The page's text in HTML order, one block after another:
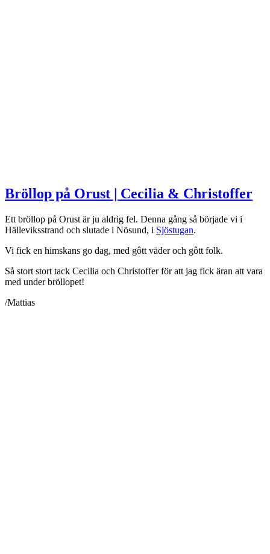
Bröllop på Orust | Cecilia & Christoffer
Ett bröllop på Orust är ju aldrig fel. Denna gång så började vi i
Hälleviksstrand och slutade i Nösund, i Sjöstugan.
Vi fick en himskans go dag, med gôtt väder och gôtt folk.
Så stort stort tack Cecilia och Christoffer för att jag fick äran att vara
med under bröllopet!
/Mattias